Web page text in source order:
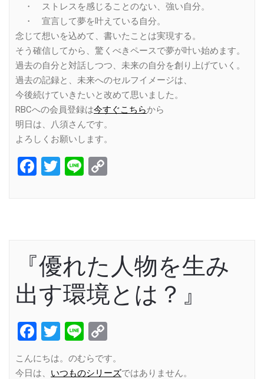
・ ストレスを感じることのない、強い自分。
・ 宣言して夢を叶えている自分。
念じて想いを込めて、書いたことは実現する。
そう確信してから、驚くべきペースで夢が叶い始めます。
過去の自分と対話しつつ、未来の自分を創り上げていく。
過去の記録と、未来へのセルフイメージは、
今後続けていきたいと改めて思いました。
RBCへの会員登録は今すぐこちらから
明日は、八須さんです。
よろしくお願いします。
Facebook
Twitter
Line
『優れた人物を生み
出す環境とは？』
Facebook
Twitter
Line
Link
こんにちは。のむらです。
今日は、 いつものシリーズではありません。